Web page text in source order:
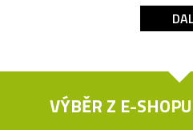
VÝBĚR Z E-SHOPU